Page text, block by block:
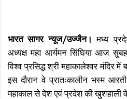
भारत सागर न्यूज/उज्जैन।मध्य
अध्यक्ष महा आर्यमन सिंघिया आज
विश्व प्रसिद्ध श्री महाकालेश्वर मंदिर में
इस दौरान वे प्रातःकालीन भस्म
महाकाल से देश एवं प्रदेश की खुशहाली के